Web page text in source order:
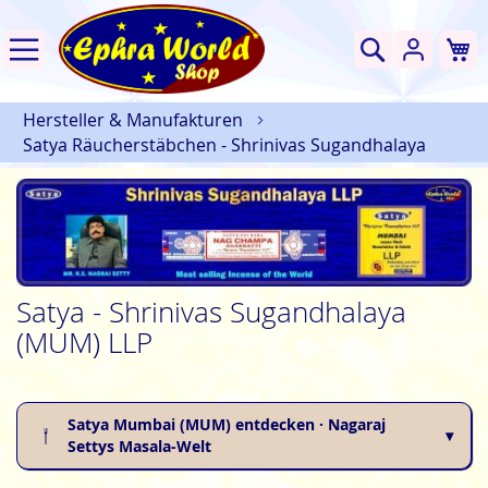
Suche
Hersteller & Manufakturen
Satya Räucherstäbchen - Shrinivas Sugandhalaya
Satya - Shrinivas Sugandhalaya
(MUM) LLP
Satya Mumbai (MUM) entdecken · Nagaraj
Settys Masala-Welt